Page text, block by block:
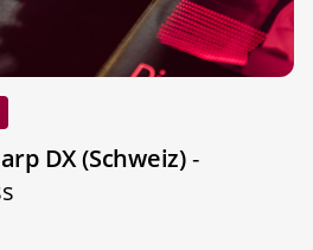
DX (Schweiz)-